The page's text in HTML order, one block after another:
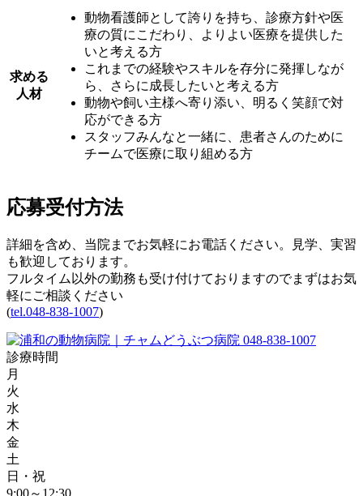
求める
人材
動物看護師として誇りを持ち、診療方針や医
療の質にこだわり、よりよい医療を提供した
いと考える方
これまでの経験やスキルを存分に発揮しなが
ら、さらに成長したいと考える方
動物や飼い主様へ寄り添い、明るく笑顔で対
応ができる方
スタッフみんなと一緒に、患者さんのために
チームで医療に取り組める方
応募受付方法
詳細を含め、当院までお気軽にお電話ください。見学、実習
も歓迎しております。
フルタイム以外の勤務も受け付けておりますのでまずはお気
軽にご相談ください
(tel.048-838-1007)
048-838-1007
診療時間
月
火
水
木
金
土
日・祝